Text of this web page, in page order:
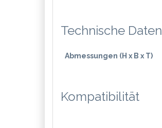
Technische Daten
Abmessungen (H x B x T)
Kompatibilität